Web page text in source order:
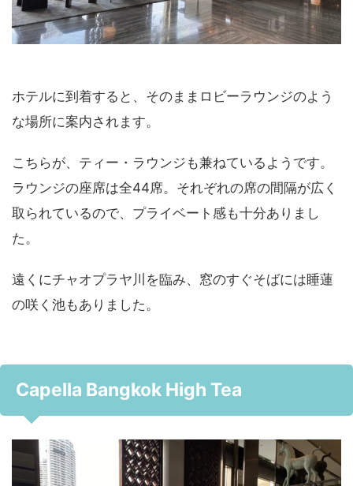
ホテルに到着すると、そのままロビーラウンジのよう
な場所に案内されます。
こちらが、ティー・ラウンジも兼ねているようです。
ラウンジの座席は全44席。それぞれの席の間隔が広く
取られているので、プライベート感も十分ありまし
た。
遠くにチャオプラヤ川を臨み、窓のすぐそばには睡蓮
の咲く池もありました。
Capella Bangkok High Tea